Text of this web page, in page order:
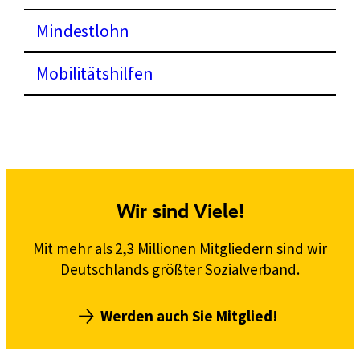
Mindestlohn
Mobilitätshilfen
Wir sind Viele!
Mit mehr als 2,3 Millionen Mitgliedern sind wir
Deutschlands größter Sozialverband.
Werden auch Sie Mitglied!